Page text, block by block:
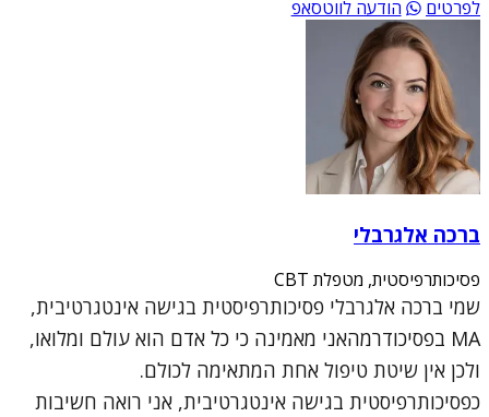
לפרטים הודעה לווטסאפ
ברכה אלגרבלי
פסיכותרפיסטית, מטפלת CBT
שמי ברכה אלגרבלי פסיכותרפיסטית בגישה אינטגרטיבית,
MA בפסיכודרמהאני מאמינה כי כל אדם הוא עולם ומלואו,
ולכן אין שיטת טיפול אחת המתאימה לכולם.
כפסיכותרפיסטית בגישה אינטגרטיבית, אני רואה חשיבות